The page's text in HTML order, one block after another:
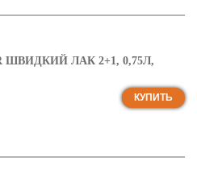
ШВИДКИЙ ЛАК 2+1, 0,75Л,
КУПИТЬ